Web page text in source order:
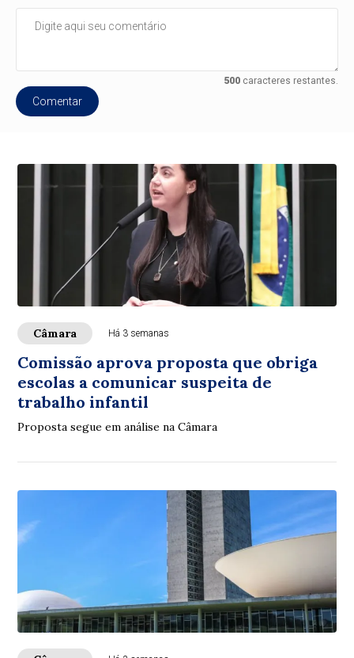
500caracteres restantes.
Comentar
Câmara Há 3 semanas
Comissão aprova proposta que obriga
escolas a comunicar suspeita de
trabalho infantil
Proposta segue em análise na Câmara